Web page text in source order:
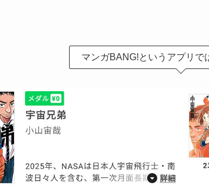
マンガBANG!というアプリで